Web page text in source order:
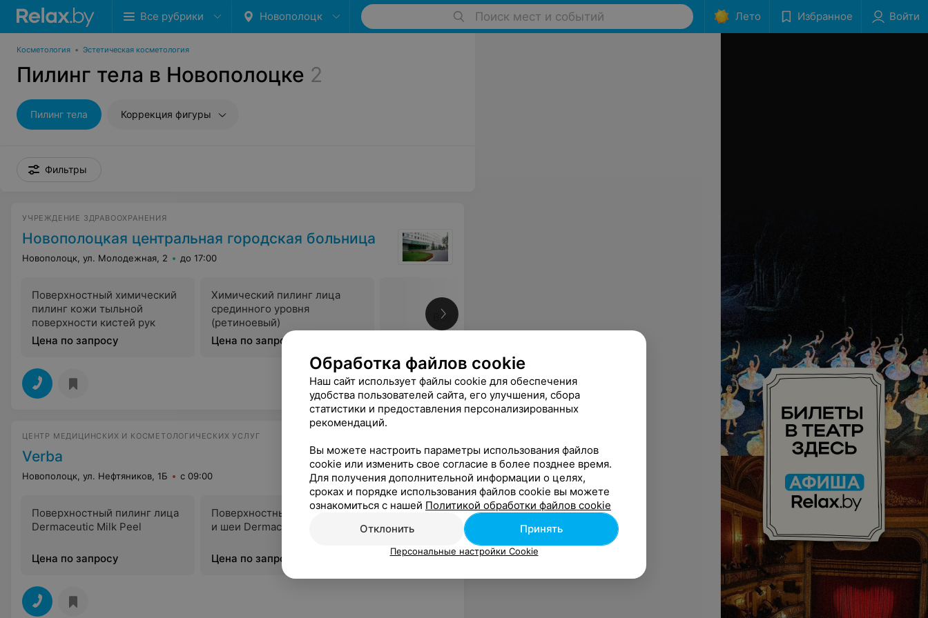
Все рубрики Новополоцк Поиск мест и событий Лето Избранное Войти
Косметология • Эстетическая косметология
Пилинг тела в Новополоцке 2
Пилинг тела Коррекция фигуры
Фильтры
УЧРЕЖДЕНИЕ ЗДРАВООХРАНЕНИЯ
Новополоцкая центральная городская больница
Новополоцк, ул. Молодежная, 2 до 17:00
Поверхностный химический
пилинг кожи тыльной
поверхности кистей рук
Цена по запросу
Химический пилинг лица
срединного уровня
(ретиноевый)
Цена по запросу
Все цены
ЦЕНТР МЕДИЦИНСКИХ И КОСМЕТОЛОГИЧЕСКИХ УСЛУГ
Verba
Новополоцк, ул. Нефтяников, 1Б с 09:00
Поверхностный пилинг лица
Dermaceutic Milk Peel
Цена по запросу
Поверхностный пилинг лица
и шеи Dermaceutic Milk Peel
Цена по запросу
Поверхностный пилинг лица,
шеи и декольте Dermaceutic
Цена по запросу
Поверхностный пилинг лица,
шеи, декольте и кистей рук
Dermaceutic Milk Peel
Все цены
Обработка файлов cookie
Наш сайт использует файлы cookie для обеспечения
удобства пользователей сайта, его улучшения, сбора
статистики и предоставления персонализированных
рекомендаций.
Вы можете настроить параметры использования файлов
cookie или изменить свое согласие в более позднее время.
Для получения дополнительной информации о целях,
сроках и порядке использования файлов cookie вы можете
ознакомиться с нашей Политикой обработки файлов cookie
Отклонить
Принять
Персональные настройки Cookie